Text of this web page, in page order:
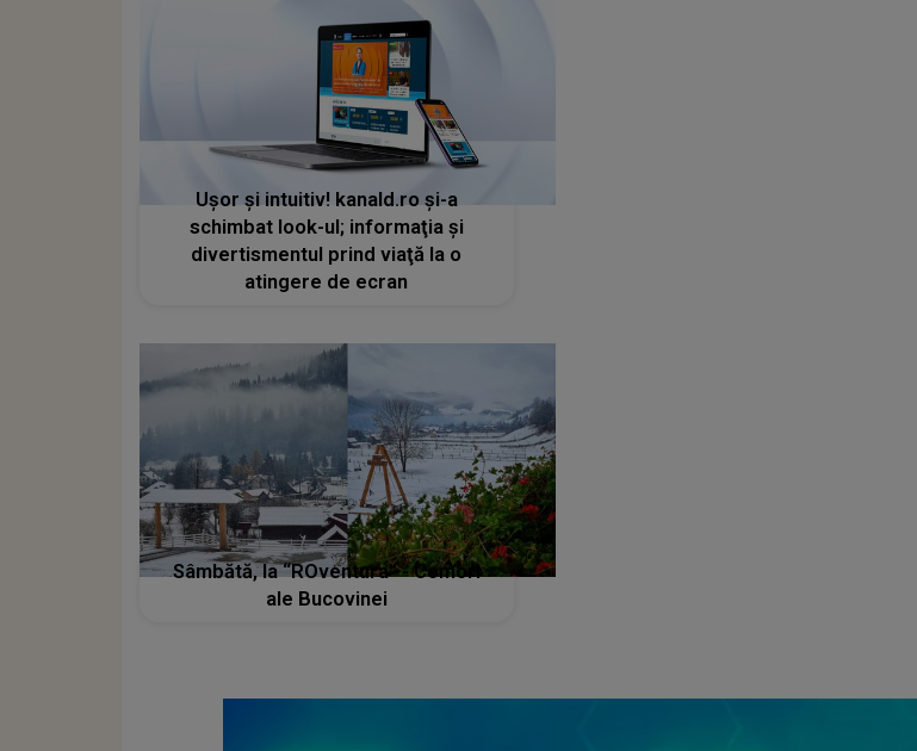
Uşor şi intuitiv! kanald.ro şi-a
schimbat look-ul; informaţia şi
divertismentul prind viaţă la o
atingere de ecran
Sâmbătă, la “ROventura” - Comori
ale Bucovinei